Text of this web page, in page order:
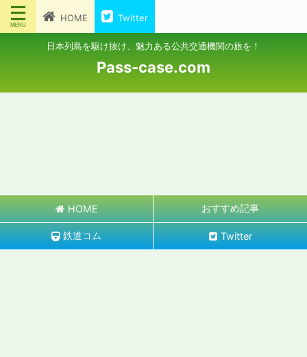
HOME Twitter
日本列島を駆け抜け、魅力ある公共交通機関の旅を！
Pass-case.com
HOME おすすめ記事
鉄道コム Twitter